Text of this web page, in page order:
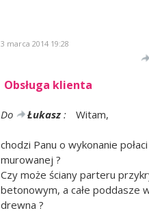
3 marca 2014 19:28
Obsługa klienta
Do Łukasz : Witam,
chodzi Panu o wykonanie
murowanej ?
Czy może ściany parteru
betonowym, a całe poddasze
drewna ?